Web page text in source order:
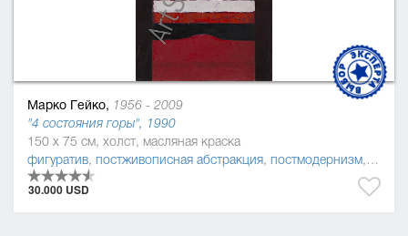
Марко Гейко, 1956 - 2009
"4 состояния горы", 1990
150 x 75 см, холст, масляная краска
фигуратив, постживописная абстракция, постмодернизм,
30.000 USD